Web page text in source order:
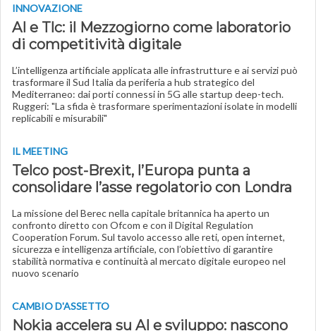
INNOVAZIONE
AI e Tlc: il Mezzogiorno come laboratorio
di competitività digitale
L’intelligenza artificiale applicata alle infrastrutture e ai servizi può
trasformare il Sud Italia da periferia a hub strategico del
Mediterraneo: dai porti connessi in 5G alle startup deep-tech.
Ruggeri: "La sfida è trasformare sperimentazioni isolate in modelli
replicabili e misurabili"
IL MEETING
Telco post-Brexit, l’Europa punta a
consolidare l’asse regolatorio con Londra
La missione del Berec nella capitale britannica ha aperto un
confronto diretto con Ofcom e con il Digital Regulation
Cooperation Forum. Sul tavolo accesso alle reti, open internet,
sicurezza e intelligenza artificiale, con l’obiettivo di garantire
stabilità normativa e continuità al mercato digitale europeo nel
nuovo scenario
CAMBIO D'ASSETTO
Nokia accelera su AI e sviluppo: nascono